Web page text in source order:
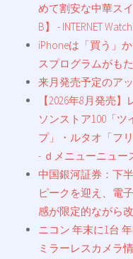
めて割安な中華ス
B】 - INTERNET Watch
iPhoneは「買う」
スプログラムがも
来月発売予定のア
【2026年8月発売
ソンストア100「
プ」・ルタオ「フ
- ｄメニューニュー
中国銀河証券：下
ピークを迎え、電
感が限定的ながら
ニコン 年末に1台
ミラーレスカメラ